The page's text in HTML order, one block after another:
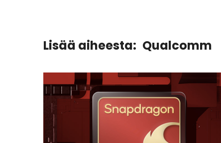
Lisää aiheesta: Qualcomm